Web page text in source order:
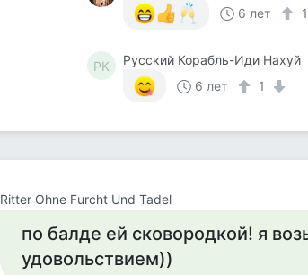
6 лет
1
РК
Русский Корабль-Иди Нахуй
6 лет
1
Ritter Ohne Furcht Und Tadel
по балде ей сковородкой! я
удовольствием))